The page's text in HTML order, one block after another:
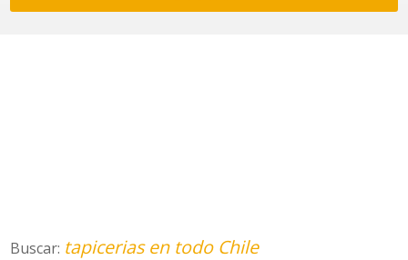
Buscar: tapicerias en todo Chile